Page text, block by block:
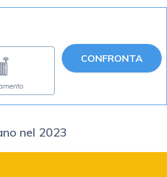
CONFRONTA
nel 2023